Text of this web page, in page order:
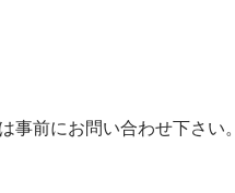
前にお問い合わせ下さい。